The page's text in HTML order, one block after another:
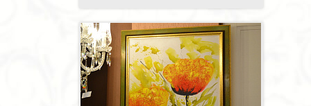
Бутылочница - 1Ширма - 1Шезлонг - 1
Микроволновая печь - 1Кондиционер - 1
Душевая кабина - 1Буфет - 1Спальня - 1
Игрушка - 1
Игрушка - 1Игрушка - 1
Игрушка - 1
Игрушка - 1Игрушка - 1
Подогреватель посуды - 1Игрушка - 1
для TV - 1